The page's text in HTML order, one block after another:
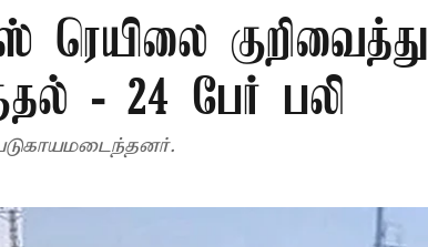
ரெயிலை குறிவைத்து
- 24 பேர் பலி